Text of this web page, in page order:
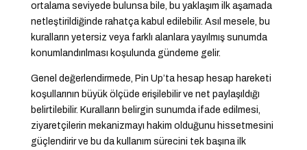
ortalama seviyede bulunsa bile, bu yaklaşım ilk aşamada
netleştirildiğinde rahatça kabul edilebilir. Asıl mesele, bu
kuralların yetersiz veya farklı alanlara yayılmış sunumda
konumlandırılması koşulunda gündeme gelir.
Genel değerlendirmede, Pin Up’ta hesap hesap hareketi
koşullarının büyük ölçüde erişilebilir ve net paylaşıldığı
belirtilebilir. Kuralların belirgin sunumda ifade edilmesi,
ziyaretçilerin mekanizmayı hakim olduğunu hissetmesini
güçlendirir ve bu da kullanım sürecini tek başına ilk